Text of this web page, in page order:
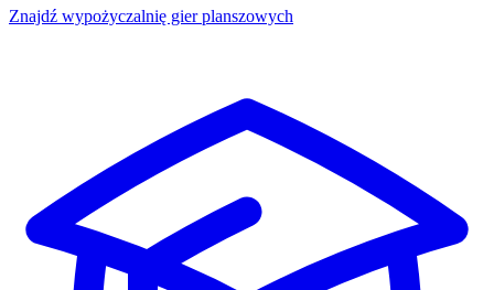
Znajdź wypożyczalnię gier planszowych